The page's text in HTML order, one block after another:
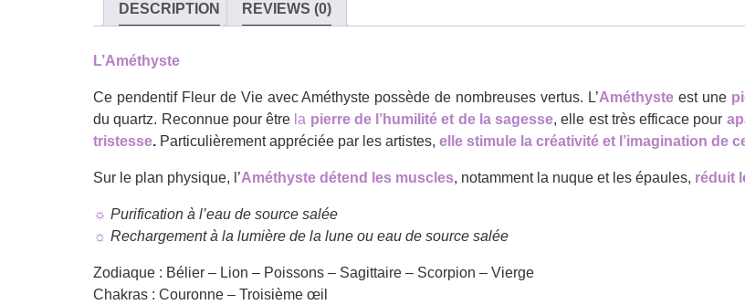
DESCRIPTION REVIEWS (0)
L’Améthyste
Ce pendentif Fleur de Vie avec Améthyste possède de nombreuses vertus. L’Améthyste est une
du quartz. Reconnue pour être la pierre de l’humilité et de la sagesse, elle est très efficace pour
tristesse. Particulièrement appréciée par les artistes, elle stimule la créativité et l’imagination de
Sur le plan physique, l’Améthyste détend les muscles, notamment la nuque et les épaules, réduit
☼ Purification à l’eau de source salée
☼ Rechargement à la lumière de la lune ou eau de source salée
Zodiaque : Bélier – Lion – Poissons – Sagittaire – Scorpion – Vierge
Chakras : Couronne – Troisième œil